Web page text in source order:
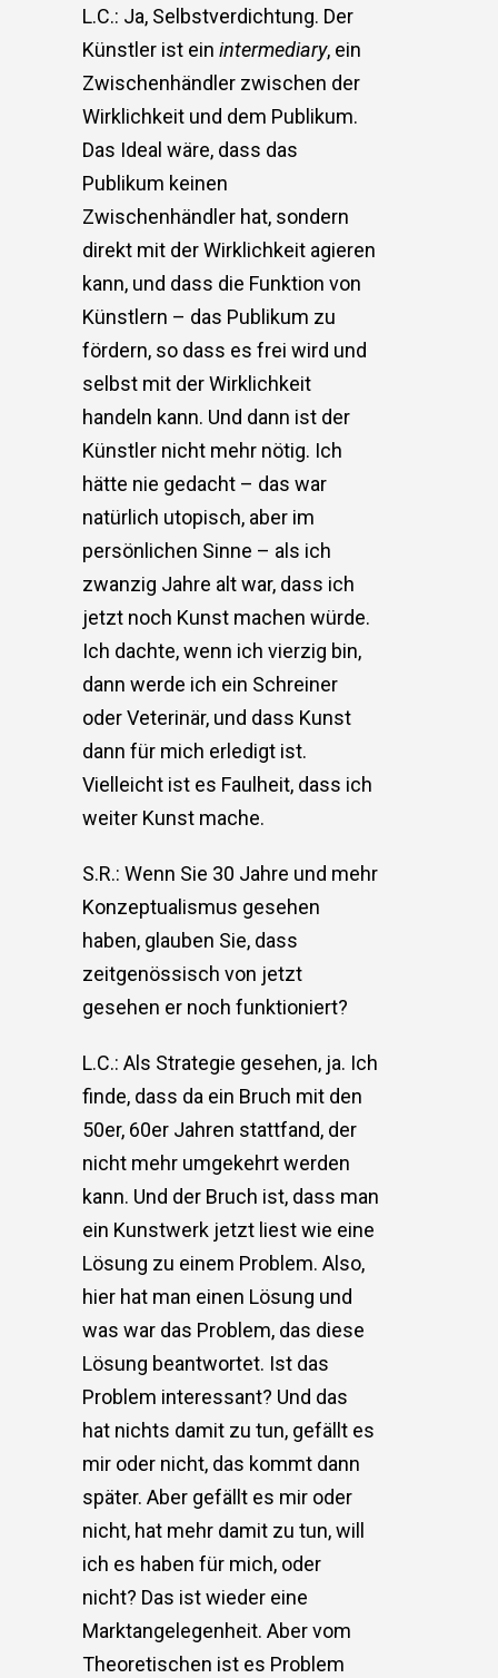
L.C.: Ja, Selbstverdichtung. Der
Künstler ist ein intermediary, ein
Zwischenhändler zwischen der
Wirklichkeit und dem Publikum.
Das Ideal wäre, dass das
Publikum keinen
Zwischenhändler hat, sondern
direkt mit der Wirklichkeit agieren
kann, und dass die Funktion von
Künstlern – das Publikum zu
fördern, so dass es frei wird und
selbst mit der Wirklichkeit
handeln kann. Und dann ist der
Künstler nicht mehr nötig. Ich
hätte nie gedacht – das war
natürlich utopisch, aber im
persönlichen Sinne – als ich
zwanzig Jahre alt war, dass ich
jetzt noch Kunst machen würde.
Ich dachte, wenn ich vierzig bin,
dann werde ich ein Schreiner
oder Veterinär, und dass Kunst
dann für mich erledigt ist.
Vielleicht ist es Faulheit, dass ich
weiter Kunst mache.
S.R.: Wenn Sie 30 Jahre und mehr
Konzeptualismus gesehen
haben, glauben Sie, dass
zeitgenössisch von jetzt
gesehen er noch funktioniert?
L.C.: Als Strategie gesehen, ja. Ich
finde, dass da ein Bruch mit den
50er, 60er Jahren stattfand, der
nicht mehr umgekehrt werden
kann. Und der Bruch ist, dass man
ein Kunstwerk jetzt liest wie eine
Lösung zu einem Problem. Also,
hier hat man einen Lösung und
was war das Problem, das diese
Lösung beantwortet. Ist das
Problem interessant? Und das
hat nichts damit zu tun, gefällt es
mir oder nicht, das kommt dann
später. Aber gefällt es mir oder
nicht, hat mehr damit zu tun, will
ich es haben für mich, oder
nicht? Das ist wieder eine
Marktangelegenheit. Aber vom
Theoretischen ist es Problem